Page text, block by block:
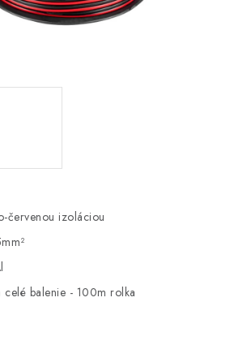
červenou izoláciou
celé balenie - 100m rolka